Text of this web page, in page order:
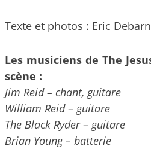
Texte et photos : Eric
Les musiciens de The
scène :
Jim Reid – chant, guitare
William Reid – guitare
The Black Ryder – guitare
Brian Young – batterie